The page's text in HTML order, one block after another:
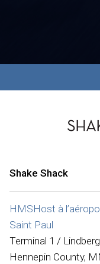
Shake Shack
HMSHost à
Saint Paul
Terminal 1 /
Hennepin County,